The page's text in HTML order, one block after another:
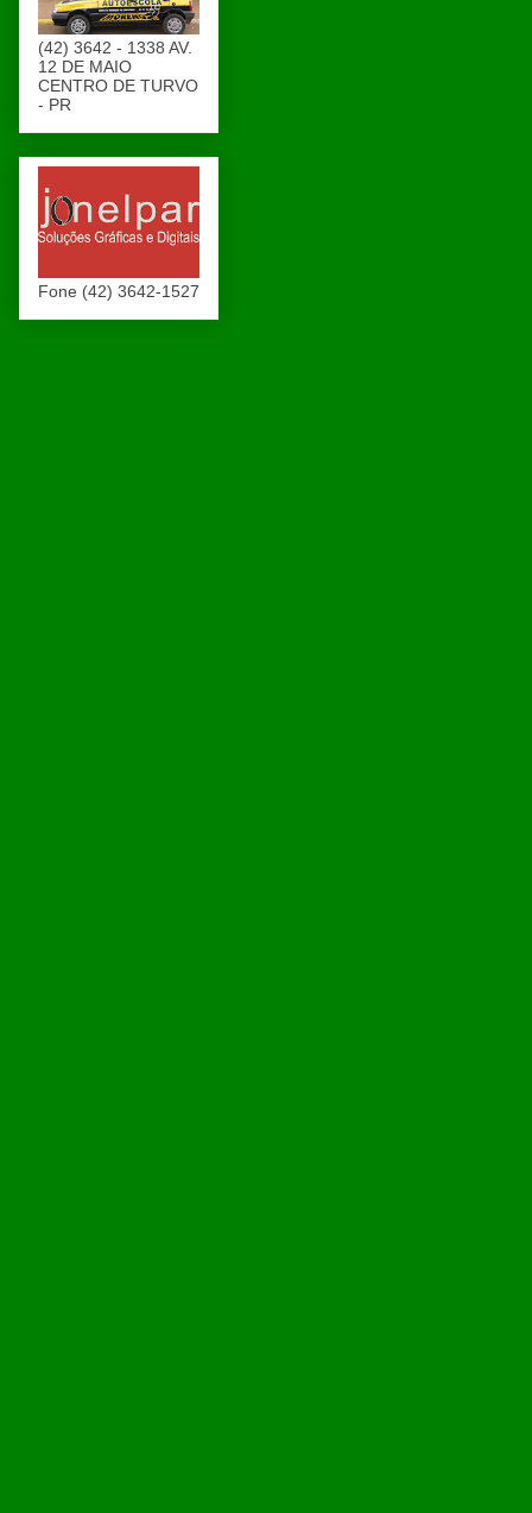
(42) 3642 - 1338 AV.
12 DE MAIO
CENTRO DE TURVO
- PR
Fone (42) 3642-1527